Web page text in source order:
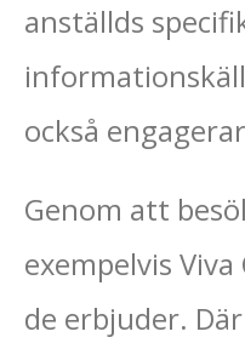
anställds
också
Genom att
exempelvis
de erbjuder.